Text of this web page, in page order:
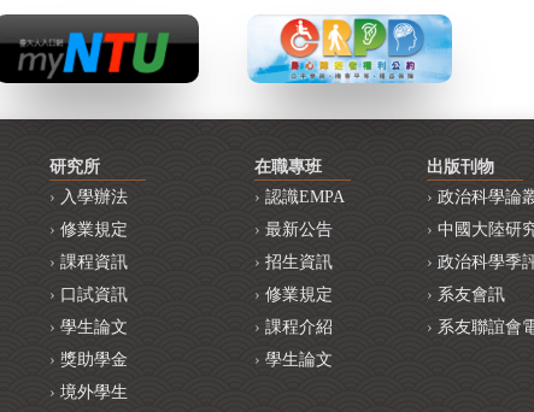
研究所
入學辦法
修業規定
課程資訊
口試資訊
學生論文
獎助學金
境外學生
在職專班
認識EMPA
最新公告
招生資訊
修業規定
課程介紹
學生論文
出版刊物
政治科學論
中國大陸研
政治科學季
系友會訊
系友聯誼會